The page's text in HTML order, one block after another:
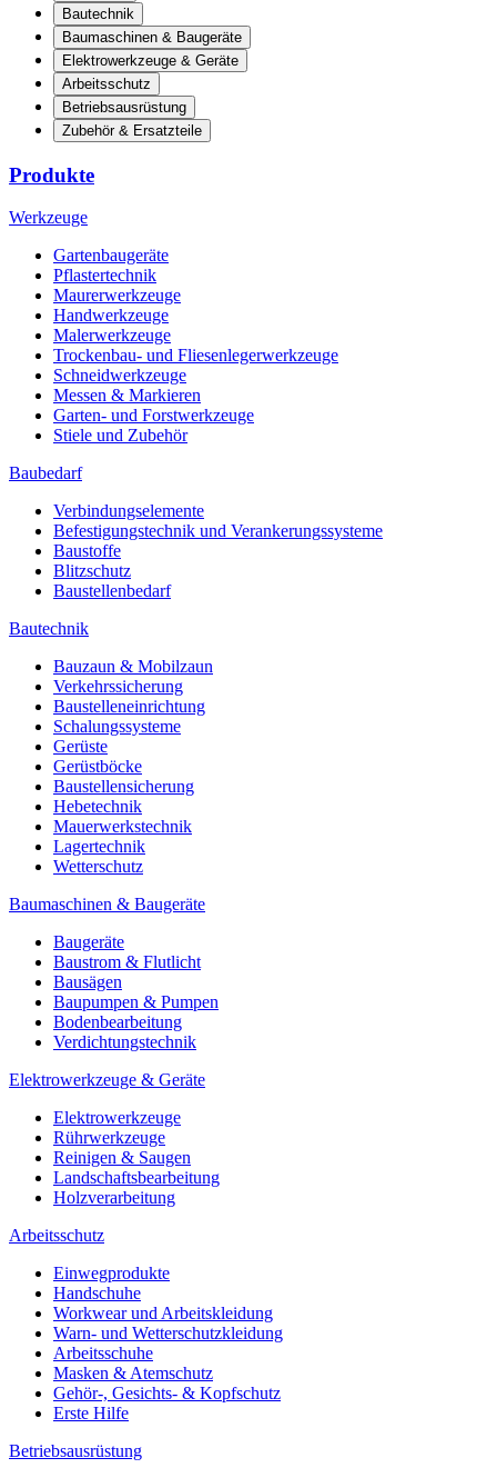
Bautechnik
Baumaschinen & Baugeräte
Elektrowerkzeuge & Geräte
Arbeitsschutz
Betriebsausrüstung
Zubehör & Ersatzteile
Produkte
Werkzeuge
Gartenbaugeräte
Pflastertechnik
Maurerwerkzeuge
Handwerkzeuge
Malerwerkzeuge
Trockenbau- und Fliesenlegerwerkzeuge
Schneidwerkzeuge
Messen & Markieren
Garten- und Forstwerkzeuge
Stiele und Zubehör
Baubedarf
Verbindungselemente
Befestigungstechnik und Verankerungssysteme
Baustoffe
Blitzschutz
Baustellenbedarf
Bautechnik
Bauzaun & Mobilzaun
Verkehrssicherung
Baustelleneinrichtung
Schalungssysteme
Gerüste
Gerüstböcke
Baustellensicherung
Hebetechnik
Mauerwerkstechnik
Lagertechnik
Wetterschutz
Baumaschinen & Baugeräte
Baugeräte
Baustrom & Flutlicht
Bausägen
Baupumpen & Pumpen
Bodenbearbeitung
Verdichtungstechnik
Elektrowerkzeuge & Geräte
Elektrowerkzeuge
Rührwerkzeuge
Reinigen & Saugen
Landschaftsbearbeitung
Holzverarbeitung
Arbeitsschutz
Einwegprodukte
Handschuhe
Workwear und Arbeitskleidung
Warn- und Wetterschutzkleidung
Arbeitsschuhe
Masken & Atemschutz
Gehör-, Gesichts- & Kopfschutz
Erste Hilfe
Betriebsausrüstung